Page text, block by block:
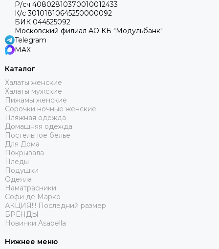
Р/сч 40802810370010012433
К/с 30101810645250000092
БИК 044525092
Московский филиал АО КБ "Модульбанк"
Telegram
MAX
Каталог
Халаты женские
Халаты мужские
Пижамы женские
Сорочки ночные женские
Пляжная одежда
Домашняя одежда
Постельное белье
Для Дома
Покрывала
Пледы
Подушки
Одеяла
Наматрасники
Софи де Марко
АКЦИЯ!!! Последний размер
БРЕНДЫ
Новинки Asabella
Нижнее меню